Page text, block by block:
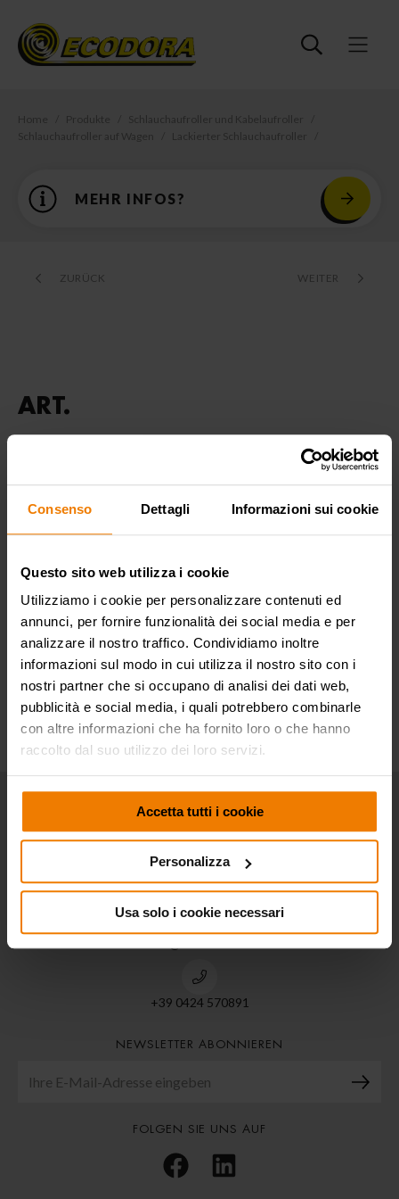
Consenso Dettagli Informazioni sui cookie
Questo sito web utilizza i cookie
Utilizziamo i cookie per personalizzare contenuti ed
annunci, per fornire funzionalità dei social media e per
analizzare il nostro traffico. Condividiamo inoltre
informazioni sul modo in cui utilizza il nostro sito con i
nostri partner che si occupano di analisi dei dati web,
pubblicità e social media, i quali potrebbero combinarle
con altre informazioni che ha fornito loro o che hanno
raccolto dal suo utilizzo dei loro servizi.
Accetta tutti i cookie
Personalizza
Usa solo i cookie necessari
Home Produkte
Schlauchaufroller und Kabelaufroller
Schlauchaufroller auf Wagen
Lackierter Schlauchaufroller
MEHR INFOS?
ZURÜCK WEITER
ART.
Produktdatenblatt
File PDF - 200 KB
ANWENDUNGSBEREICHE
Via Marangoni 33,
36022 S. Zeno di Cassola (Vi) ITALIA
+39 0424 570891
NEWSLETTER ABONNIEREN
FOLGEN SIE UNS AUF